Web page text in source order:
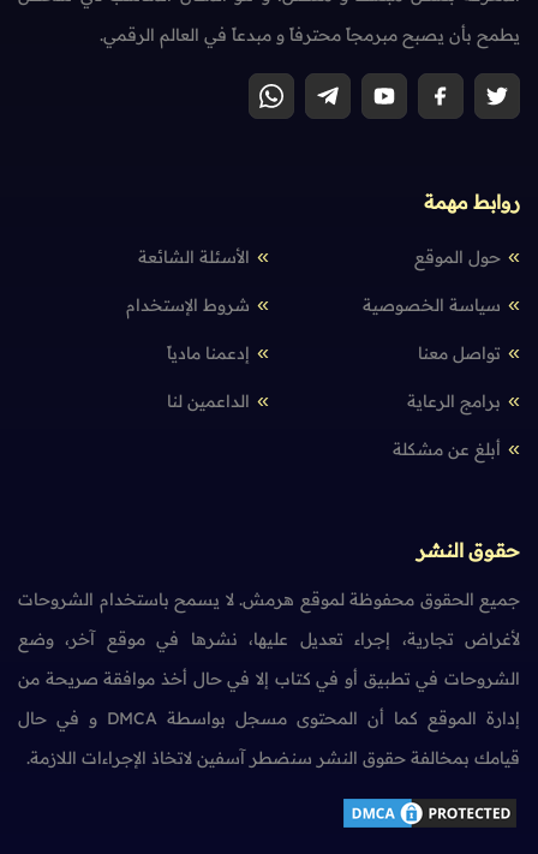
يطمح بأن يصبح مبرمجاً محترفاً و مبدعاً في العالم الرقمي.
روابط مهمة
حول الموقع الأسئلة الشائعة
سياسة الخصوصية شروط الإستخدام
تواصل معنا إدعمنا مادياً
برامج الرعاية الداعمين لنا
أبلغ عن مشكلة
حقوق النشر
جميع الحقوق محفوظة لموقع هرمش. لا يسمح باستخدام الشروحات
لأغراض تجارية، إجراء تعديل عليها، نشرها في موقع آخر، وضع
الشروحات في تطبيق أو في كتاب إلا في حال أخذ موافقة صريحة من
إدارة الموقع كما أن المحتوى مسجل بواسطة DMCA و في حال
قيامك بمخالفة حقوق النشر سنضطر آسفين لاتخاذ الإجراءات اللازمة.